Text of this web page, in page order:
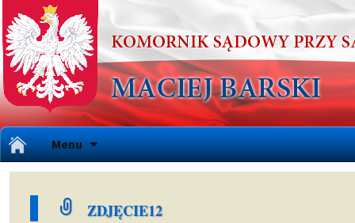
Menu
do
ZDJĘCIE12